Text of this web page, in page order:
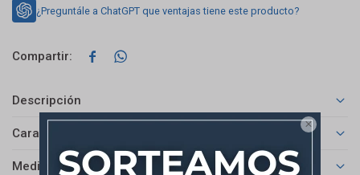

¿Preguntále a ChatGPT que ventajas tiene este producto?
 
Descripción
Características
Medios de pago